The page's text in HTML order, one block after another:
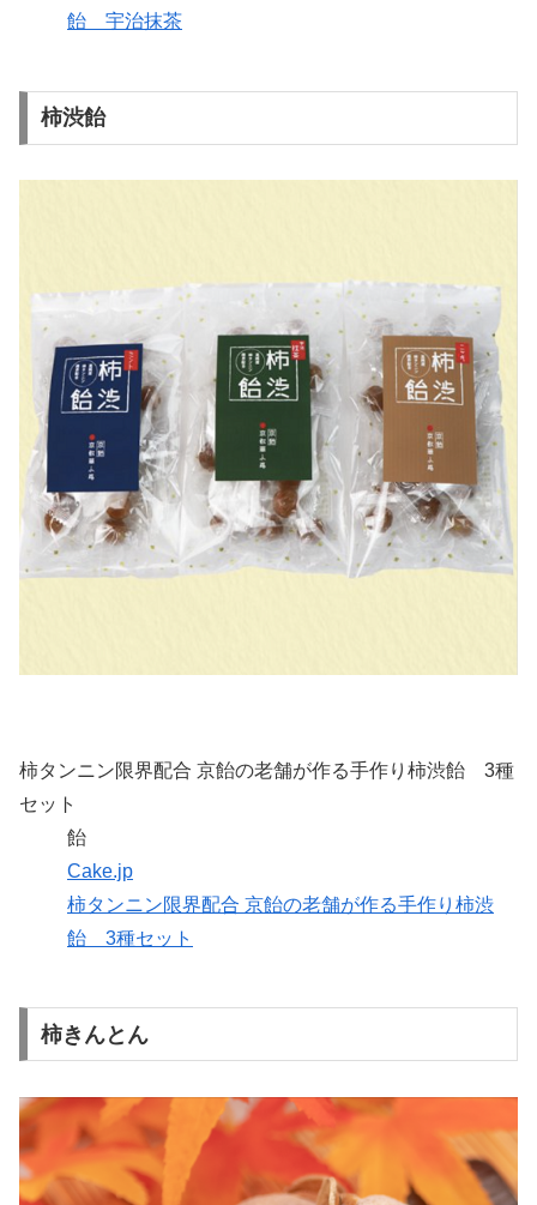
飴 宇治抹茶
柿渋飴
柿タンニン限界配合 京飴の老舗が作る手作り柿渋飴 3種
セット
飴
Cake.jp
柿タンニン限界配合 京飴の老舗が作る手作り柿渋
飴 3種セット
柿きんとん